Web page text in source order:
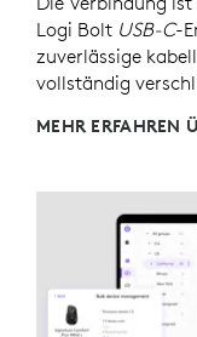
Logi Bolt USB-C-
zuverlässige
vollständig
MEHR ERFAHREN